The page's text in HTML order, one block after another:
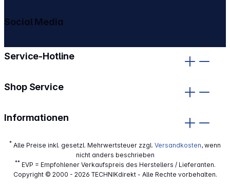
Service-Hotline
Shop Service
Informationen
Social Media
* Alle Preise inkl. gesetzl. Mehrwertsteuer zzgl. Versandkosten, wenn
nicht anders beschrieben
**EVP = Empfohlener Verkaufspreis des Herstellers / Lieferanten.
Copyright © 2000 - 2026 TECHNIKdirekt - Alle Rechte vorbehalten.